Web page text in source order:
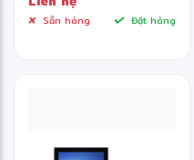
Sẵn hàng Đặt hàng